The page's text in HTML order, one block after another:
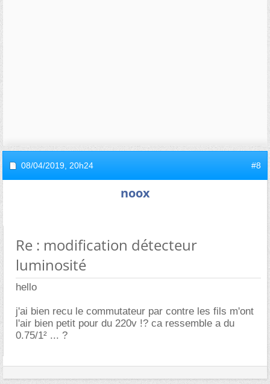
08/04/2019, 20h24 #8
noox
Re : modification détecteur
luminosité
hello
j'ai bien recu le commutateur par contre les fils m'ont
l'air bien petit pour du 220v !? ca ressemble a du
0.75/1² ... ?